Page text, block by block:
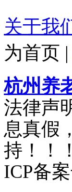
关于我
为首页 |
杭州养
法律声
息真假
持！！
ICP备案